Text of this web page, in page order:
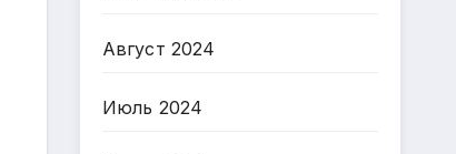
Август 2024
Июль 2024